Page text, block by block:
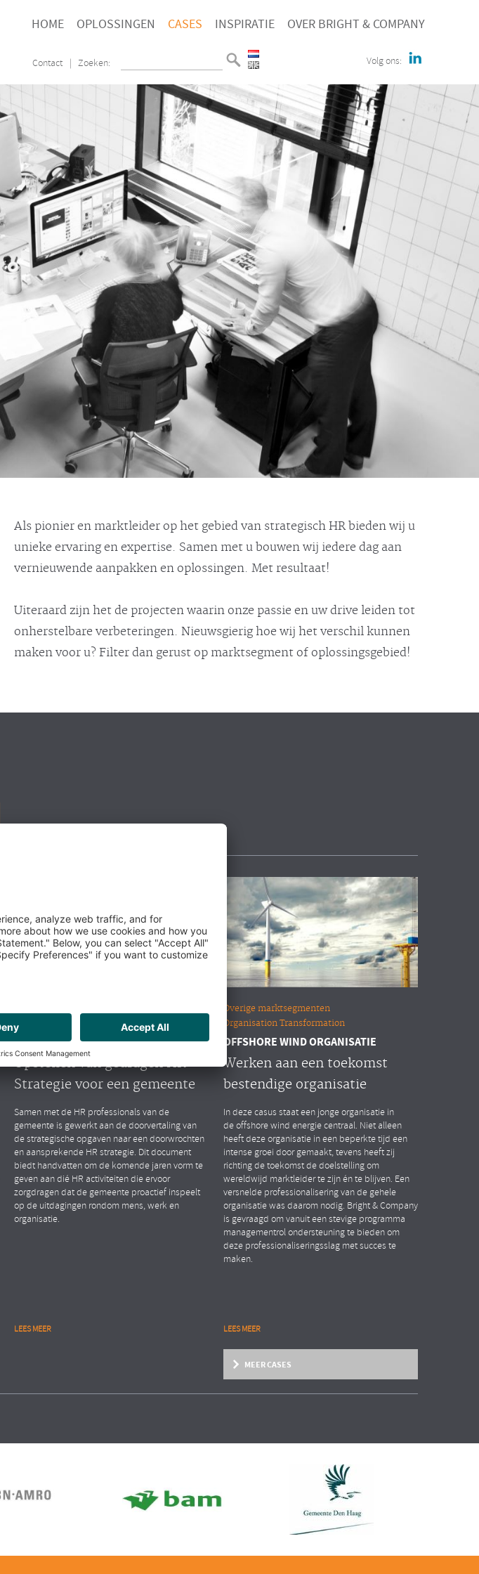
HOME OPLOSSINGEN CASES INSPIRATIE OVER BRIGHT & COMPANY
Contact | Zoeken: Volg ons:
Als pionier en marktleider op het gebied van strategisch HR bieden wij u
unieke ervaring en expertise. Samen met u bouwen wij iedere dag aan
vernieuwende aanpakken en oplossingen. Met resultaat!
Uiteraard zijn het de projecten waarin onze passie en uw drive leiden tot
onherstelbare verbeteringen. Nieuwsgierig hoe wij het verschil kunnen
maken voor u? Filter dan gerust op marktsegment of oplossingsgebied!
People Strategy
GEMEENTE (ZH)
Opstellen van gedragen HR
Strategie voor een gemeente
Samen met de HR professionals van de
gemeente is gewerkt aan de doorvertaling van
de strategische opgaven naar een doorwrochten
en aansprekende HR strategie. Dit document
biedt handvatten om de komende jaren vorm te
geven aan dié HR activiteiten die ervoor
zorgdragen dat de gemeente proactief inspeelt
op de uitdagingen rondom mens, werk en
organisatie.
LEES MEER
Overige marktsegmenten
Organisation Transformation
OFFSHORE WIND ORGANISATIE
Werken aan een toekomst
bestendige organisatie
In deze casus staat een jonge organisatie in
de offshore wind energie centraal. Niet alleen
heeft deze organisatie in een beperkte tijd een
intense groei door gemaakt, tevens heeft zij
richting de toekomst de doelstelling om
wereldwijd marktleider te zijn én te blijven. Een
versnelde professionalisering van de gehele
organisatie was daarom nodig. Bright & Company
is gevraagd om vanuit een stevige programma
managementrol ondersteuning te bieden om
deze professionaliseringsslag met succes te
maken.
LEES MEER
MINISTERIE VAN VEILIGHEID EN
Zakelijke dienstverlening
Organisation Transformation
MEER CASES